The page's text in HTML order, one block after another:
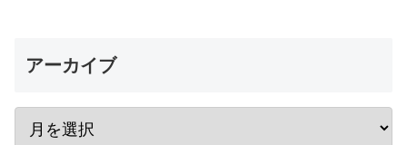
アーカイブ